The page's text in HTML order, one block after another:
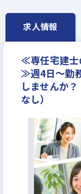
英語・中国語を活か
自動車免許未取得
資格支援制度あり
残業少ない
女性
ブランクOK
土日
休日シフト制
年収250万円
年
月給25万円
求人情報
≪専任宅建士
≫週4日～勤
しませんか
なし）